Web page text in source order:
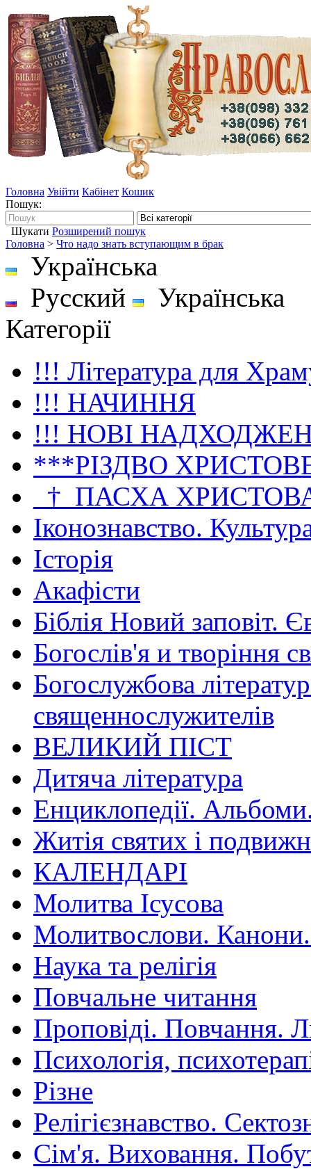
Головна Увійти Кабінет Кошик
Пошук:
Шукати Розширений пошук
Головна > Что надо знать вступающим в брак
Українська
Русский
Українська
Категорії
!!! Література для
!!! НАЧИННЯ
!!! НОВІ
***РІЗДВО
_†_ПАСХА
Іконознавство.
Історія
Акафісти
Біблія Новий заповіт.
Богослів'я и творіння
Богослужбова
священнослужителів
ВЕЛИКИЙ ПІСТ
Дитяча література
Енциклопедії.
Житія святих і
КАЛЕНДАРІ
Молитва Ісусова
Молитвослови.
Наука та релігія
Повчальне читання
Проповіді. Повчання.
Психологія,
Різне
Релігієзнавство.
Сім'я. Виховання.